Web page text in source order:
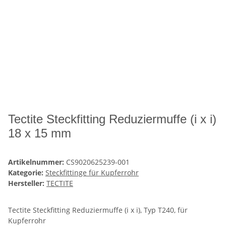
Tectite Steckfitting Reduziermuffe (i x i)
18 x 15 mm
Artikelnummer: CS9020625239-001
Kategorie: Steckfittinge für Kupferrohr
Hersteller: TECTITE
Tectite Steckfitting Reduziermuffe (i x i), Typ T240, für
Kupferrohr